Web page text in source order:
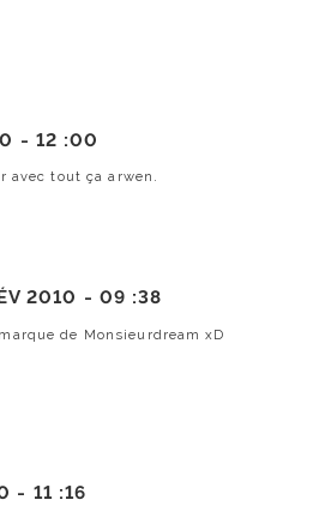
- 12 :00
avec tout ça arwen.
2010 - 09 :38
de Monsieurdream xD
- 11 :16